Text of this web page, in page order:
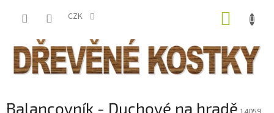
CZK
Balancovník - Duchové na hradě